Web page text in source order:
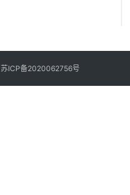
苏ICP备2020062756号